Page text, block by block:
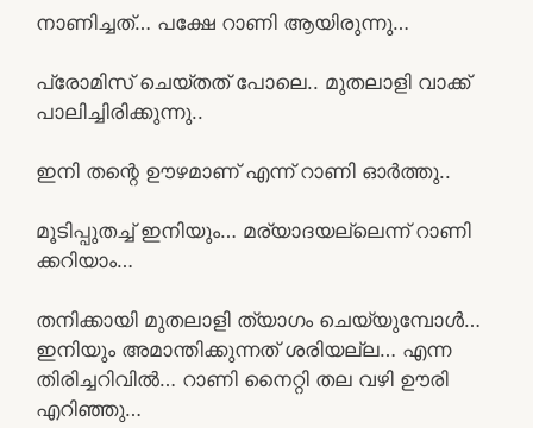
നാണിച്ചത്… പക്ഷേ റാണി ആയിരുന്നു…
പ്രോമിസ് ചെയ്തത് പോലെ.. മുതലാളി വാക്ക്
പാലിച്ചിരിക്കുന്നു..
ഇനി തന്റെ ഊഴമാണ് എന്ന് റാണി ഓർത്തു..
മൂടിപ്പുതച്ച് ഇനിയും… മര്യാദയല്ലെന്ന് റാണി
ക്കറിയാം…
തനിക്കായി മുതലാളി ത്യാഗം ചെയ്യുമ്പോൾ…
ഇനിയും അമാന്തിക്കുന്നത് ശരിയല്ല… എന്ന
തിരിച്ചറിവിൽ… റാണി നൈറ്റി തല വഴി ഊരി
എറിഞ്ഞു…